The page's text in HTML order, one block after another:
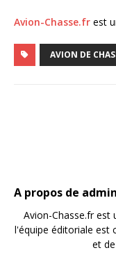
Avion-Chasse.fr est
AVION DE
A propos de admin
Avion-Chasse.fr
l'équipe éditoriale est
et